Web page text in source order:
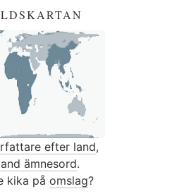
efter land,
ämnesord.
kika på omslag?